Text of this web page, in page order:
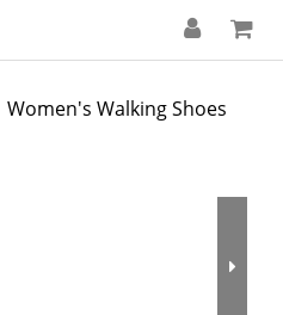
Women's Walking Shoes